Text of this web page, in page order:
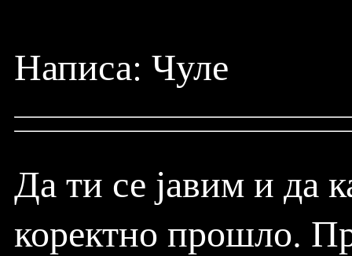
Написа: Чуле
Да ти се јавим и да
коректно прошло.